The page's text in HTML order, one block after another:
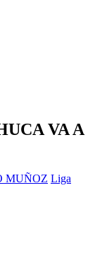
VA A
MUÑOZ Liga